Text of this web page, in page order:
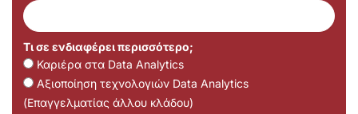
Τι σε ενδιαφέρει περισσότερο;
Καριέρα στα Data Analytics
Αξιοποίηση τεχνολογιών Data Analytics
(Επαγγελματίας άλλου κλάδου)